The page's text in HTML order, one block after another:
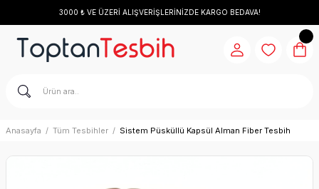
3000 ₺ VE ÜZERİ ALIŞVERİŞLERİNİZDE KARGO BEDAVA!
Anasayfa Tüm Tesbihler Sistem Püsküllü Kapsül Alman Fiber Tesbih